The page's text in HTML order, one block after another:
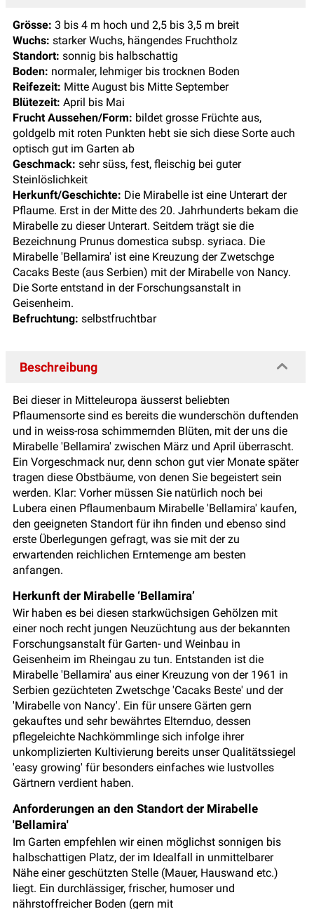
Grösse: 3 bis 4 m hoch und 2,5 bis 3,5 m breit
Wuchs: starker Wuchs, hängendes Fruchtholz
Standort: sonnig bis halbschattig
Boden: normaler, lehmiger bis trocknen Boden
Reifezeit: Mitte August bis Mitte September
Blütezeit: April bis Mai
Frucht Aussehen/Form: bildet grosse Früchte aus,
goldgelb mit roten Punkten hebt sie sich diese Sorte auch
optisch gut im Garten ab
Geschmack: sehr süss, fest, fleischig bei guter
Steinlöslichkeit
Herkunft/Geschichte: Die Mirabelle ist eine Unterart der
Pflaume. Erst in der Mitte des 20. Jahrhunderts bekam die
Mirabelle zu dieser Unterart. Seitdem trägt sie die
Bezeichnung Prunus domestica subsp. syriaca. Die
Mirabelle 'Bellamira' ist eine Kreuzung der Zwetschge
Cacaks Beste (aus Serbien) mit der Mirabelle von Nancy.
Die Sorte entstand in der Forschungsanstalt in
Geisenheim.
Befruchtung: selbstfruchtbar
Beschreibung
Bei dieser in Mitteleuropa äusserst beliebten
Pflaumensorte sind es bereits die wunderschön duftenden
und in weiss-rosa schimmernden Blüten, mit der uns die
Mirabelle 'Bellamira' zwischen März und April überrascht.
Ein Vorgeschmack nur, denn schon gut vier Monate später
tragen diese Obstbäume, von denen Sie begeistert sein
werden. Klar: Vorher müssen Sie natürlich noch bei
Lubera einen Pflaumenbaum Mirabelle 'Bellamira' kaufen,
den geeigneten Standort für ihn finden und ebenso sind
erste Überlegungen gefragt, was sie mit der zu
erwartenden reichlichen Erntemenge am besten
anfangen.
Herkunft der Mirabelle ‘Bellamira’
Wir haben es bei diesen starkwüchsigen Gehölzen mit
einer noch recht jungen Neuzüchtung aus der bekannten
Forschungsanstalt für Garten- und Weinbau in
Geisenheim im Rheingau zu tun. Entstanden ist die
Mirabelle 'Bellamira' aus einer Kreuzung von der 1961 in
Serbien gezüchteten Zwetschge 'Cacaks Beste' und der
'Mirabelle von Nancy'. Ein für unsere Gärten gern
gekauftes und sehr bewährtes Elternduo, dessen
pflegeleichte Nachkömmlinge sich infolge ihrer
unkomplizierten Kultivierung bereits unser Qualitätssiegel
'easy growing' für besonders einfaches wie lustvolles
Gärtnern verdient haben.
Anforderungen an den Standort der Mirabelle
'Bellamira'
Im Garten empfehlen wir einen möglichst sonnigen bis
halbschattigen Platz, der im Idealfall in unmittelbarer
Nähe einer geschützten Stelle (Mauer, Hauswand etc.)
liegt. Ein durchlässiger, frischer, humoser und
nährstoffreicher Boden (gern mit